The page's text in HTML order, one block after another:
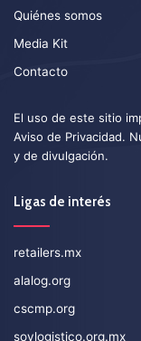
Quiénes somos
Media Kit
Contacto
El uso de este sitio
Aviso de Privacidad.
y de divulgación.
Ligas de interés
retailers.mx
alalog.org
cscmp.org
soylogistico.org.mx